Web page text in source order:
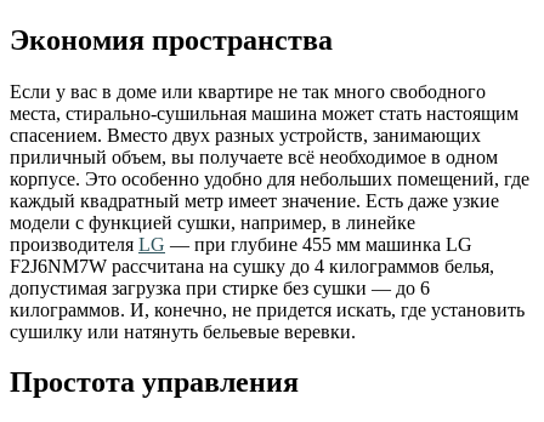
Экономия пространства
Если у вас в доме или квартире не так много свободного
места, стирально-сушильная машина может стать настоящим
спасением. Вместо двух разных устройств, занимающих
приличный объем, вы получаете всё необходимое в одном
корпусе. Это особенно удобно для небольших помещений, где
каждый квадратный метр имеет значение. Есть даже узкие
модели с функцией сушки, например, в линейке
производителя LG — при глубине 455 мм машинка LG
F2J6NM7W рассчитана на сушку до 4 килограммов белья,
допустимая загрузка при стирке без сушки — до 6
килограммов. И, конечно, не придется искать, где установить
сушилку или натянуть бельевые веревки.
Простота управления